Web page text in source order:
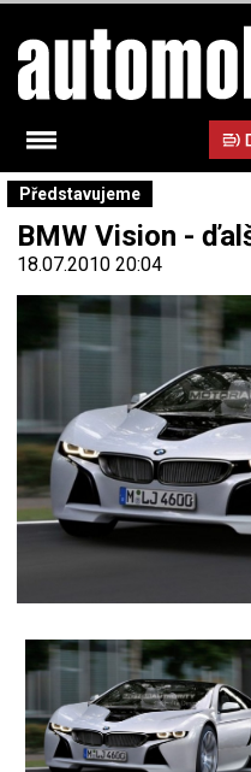
Představujeme
BMW Vision -
18.07.2010 20:04